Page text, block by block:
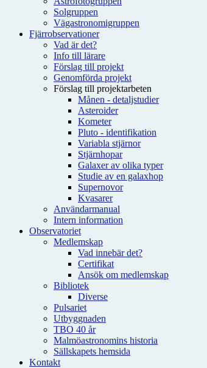
Solgruppen
Vägastronomigruppen
Fjärrobservationer
Vad är det?
Info till lärare
Förslag till projekt
Genomförda projekt
Förslag till projektarbeten
Månen - detaljstudier
Asteroider
Kometer
Pluto - identifikation
Variabla stjärnor
Stjärnhopar
Galaxer av olika typer
Studie av en galaxhop
Supernovor
Kvasarer
Användarmanual
Intern information
Observatoriet
Medlemskap
Vad innebär det?
Certifikat
Ansök om medlemskap
Bibliotek
Diverse
Pulsariet
Utbyggnaden
TBO 40 år
Malmöastronomins historia
Sällskapets hemsida
Kontakt